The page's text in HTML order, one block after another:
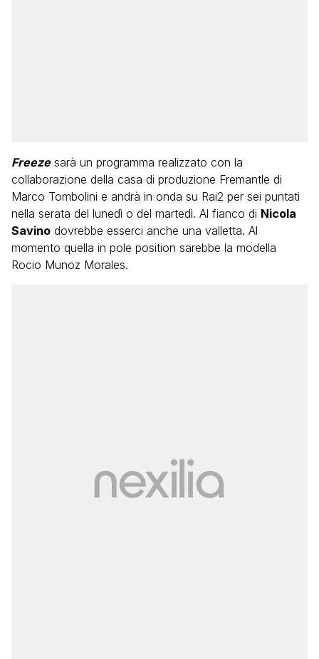
Freezesarà un programma realizzato con la
collaborazione della casa di produzione Fremantle di
Marco Tombolini e andrà in onda su Rai2 per sei puntati
nella serata del lunedì o del martedì. Al fianco di Nicola
Savino dovrebbe esserci anche una valletta. Al
momento quella in pole position sarebbe la modella
Rocio Munoz Morales.